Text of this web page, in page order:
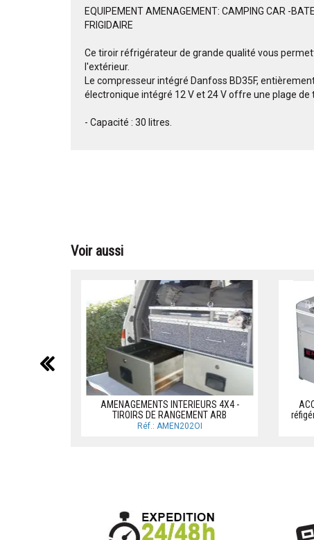
EQUIPEMENT AMENAGEMENT: CAMPING CAR -
FRIGIDAIRE
Ce tiroir réfrigérateur de grande qualité vous
l'extérieur.
Le compresseur intégré Danfoss BD35F,
électronique intégré 12 V et 24 V offre une plage de
- Capacité : 30 litres.
Voir aussi
AMENAGEMENTS INTERIEURS 4X4 -
TIROIRS DE RANGEMENT ARB
Réf.: AMEN202OI
précédent